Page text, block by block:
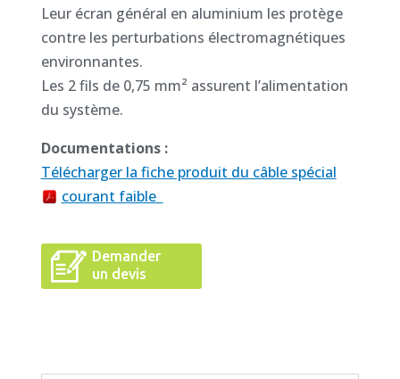
Leur écran général en aluminium les protège
contre les perturbations électromagnétiques
environnantes.
Les 2 fils de 0,75 mm² assurent l’alimentation
du système.
Documentations :
Télécharger la fiche produit du câble spécial
courant faible
Demander
un devis